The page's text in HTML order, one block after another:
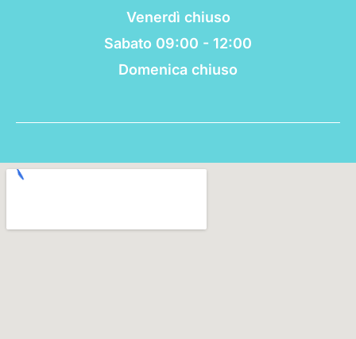
Venerdì chiuso
Sabato 09:00 - 12:00
Domenica chiuso